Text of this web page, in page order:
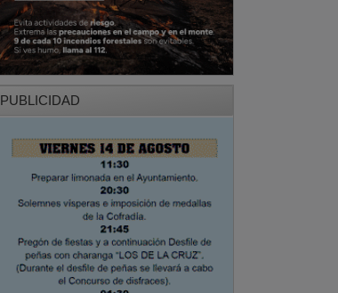
PUBLICIDAD